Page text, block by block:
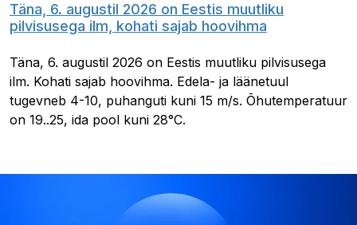
Täna, 6. augustil 2026 on Eestis muutliku
pilvisusega ilm, kohati sajab hoovihma
Täna, 6. augustil 2026 on Eestis muutliku pilvisusega
ilm. Kohati sajab hoovihma. Edela- ja läänetuul
tugevneb 4-10, puhanguti kuni 15 m/s. Õhutemperatuur
on 19..25, ida pool kuni 28°C.